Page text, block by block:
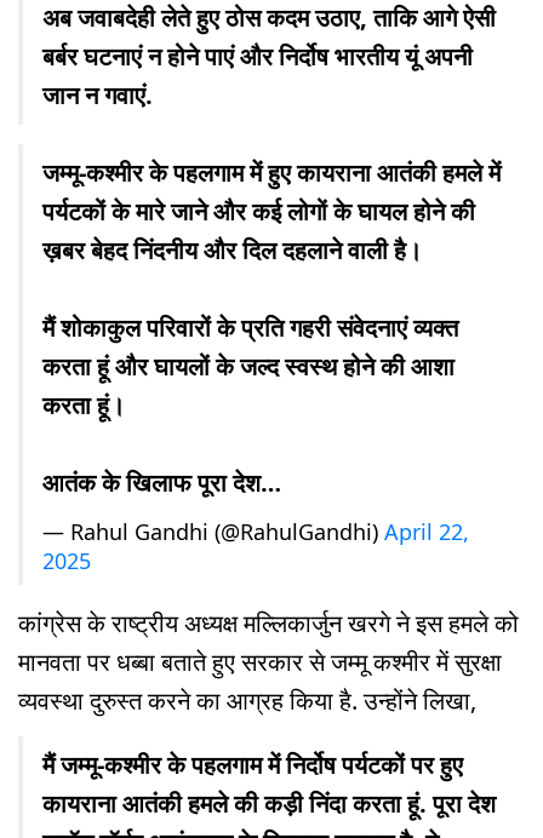
अब जवाबदेही लेते हुए ठोस कदम उठाए, ताकि आगे ऐसी
बर्बर घटनाएं न होने पाएं और निर्दोष भारतीय यूं अपनी
जान न गवाएं.
जम्मू-कश्मीर के पहलगाम में हुए कायराना आतंकी हमले में
पर्यटकों के मारे जाने और कई लोगों के घायल होने की
ख़बर बेहद निंदनीय और दिल दहलाने वाली है।
मैं शोकाकुल परिवारों के प्रति गहरी संवेदनाएं व्यक्त
करता हूं और घायलों के जल्द स्वस्थ होने की आशा
करता हूं।
आतंक के खिलाफ पूरा देश…
— Rahul Gandhi (@RahulGandhi) April 22,
2025
कांग्रेस के राष्ट्रीय अध्यक्ष मल्लिकार्जुन खरगे ने इस हमले को
मानवता पर धब्बा बताते हुए सरकार से जम्मू कश्मीर में सुरक्षा
व्यवस्था दुरुस्त करने का आग्रह किया है. उन्होंने लिखा,
मैं जम्मू-कश्मीर के पहलगाम में निर्दोष पर्यटकों पर हुए
कायराना आतंकी हमले की कड़ी निंदा करता हूं. पूरा देश